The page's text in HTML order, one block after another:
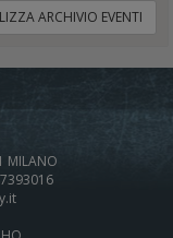
ARCHIVIO EVENTI
MILANO